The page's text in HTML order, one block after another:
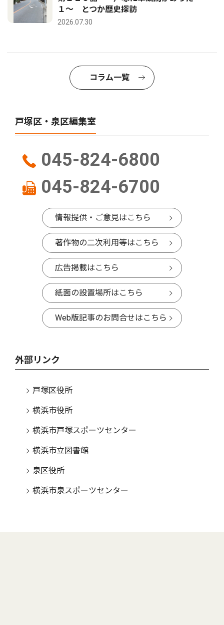
１〜 とつか歴史探訪
2026.07.30
コラム一覧
戸塚区・泉区編集室
045-824-6800
045-824-6700
情報提供・ご意見はこちら
著作物の二次利用等はこちら
広告掲載はこちら
紙面の設置場所はこちら
Web版記事のお問合せはこちら
外部リンク
戸塚区役所
横浜市役所
横浜市戸塚スポーツセンター
横浜市立図書館
泉区役所
横浜市泉スポーツセンター